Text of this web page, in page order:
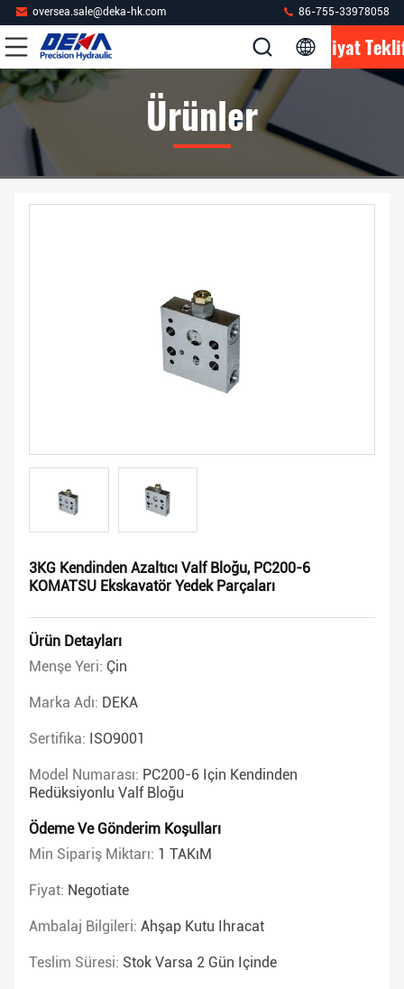
oversea.sale@deka-hk.com 86-755-33978058
Fiyat
Ürünler
3KG Kendinden Azaltıcı Valf Bloğu, PC200-6
KOMATSU Ekskavatör Yedek Parçaları
Ürün Detayları
Menşe Yeri: Çin
Marka Adı: DEKA
Sertifika: ISO9001
Model Numarası: PC200-6 Için Kendinden
Redüksiyonlu Valf Bloğu
Ödeme Ve Gönderim Koşulları
Min Sipariş Miktarı: 1 TAKıM
Fiyat: Negotiate
Ambalaj Bilgileri: Ahşap Kutu Ihracat
Teslim Süresi: Stok Varsa 2 Gün Içinde